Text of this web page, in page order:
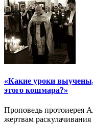
«Какие уроки
этого кошмара?»
Проповедь протоиерея
жертвам